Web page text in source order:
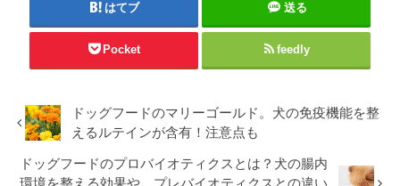
はてブ 送る
Pocket feedly
ドッグフードのマリーゴールド。犬の免疫機能を整
えるルテインが含有！注意点も
ドッグフードのプロバイオティクスとは？犬の腸内
環境を整える効果や、プレバイオティクスとの違い